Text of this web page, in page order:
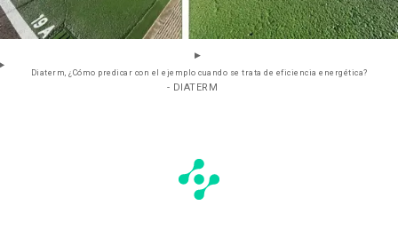
Diaterm, ¿Cómo predicar con el ejemplo cuando se trata de eficiencia energética?
- DIATERM